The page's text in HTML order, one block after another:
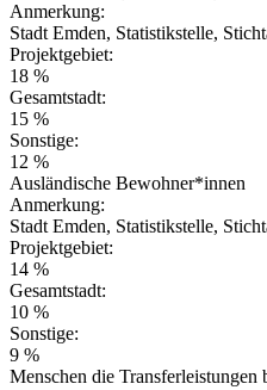
Anmerkung:
Stadt Emden, Statistikstelle,
Projektgebiet:
18 %
Gesamtstadt:
15 %
Sonstige:
12 %
Ausländische Bewohner*innen
Anmerkung:
Stadt Emden, Statistikstelle,
Projektgebiet:
14 %
Gesamtstadt:
10 %
Sonstige:
9 %
Menschen die Transferleistungen